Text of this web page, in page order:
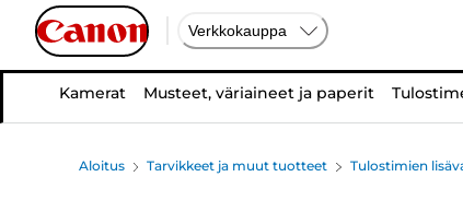
Verkkokauppa
Kamerat Musteet, väriaineet ja paperit
Aloitus Tarvikkeet ja muut tuotteet Tulostimien